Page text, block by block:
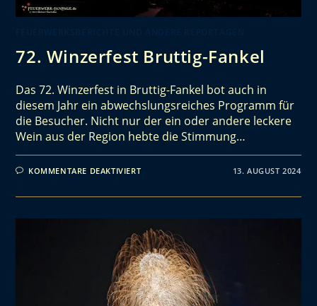
72. Winzerfest Bruttig-Fankel
Das 72. Winzerfest in Bruttig-Fankel bot auch in
diesem Jahr ein abwechslungsreiches Programm für
die Besucher. Nicht nur der ein oder andere leckere
Wein aus der Region hebte die Stimmung…
KOMMENTARE DEAKTIVIERT 13. AUGUST 2024